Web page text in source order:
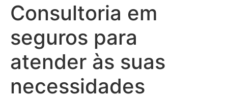
Consultoria em
seguros para
atender às suas
necessidades